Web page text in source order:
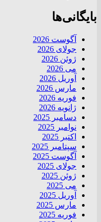
بایگانی‌ها
آگوست 2026
جولای 2026
ژوئن 2026
می 2026
آوریل 2026
مارس 2026
فوریه 2026
ژانویه 2026
دسامبر 2025
نوامبر 2025
اکتبر 2025
سپتامبر 2025
آگوست 2025
جولای 2025
ژوئن 2025
می 2025
آوریل 2025
مارس 2025
فوریه 2025